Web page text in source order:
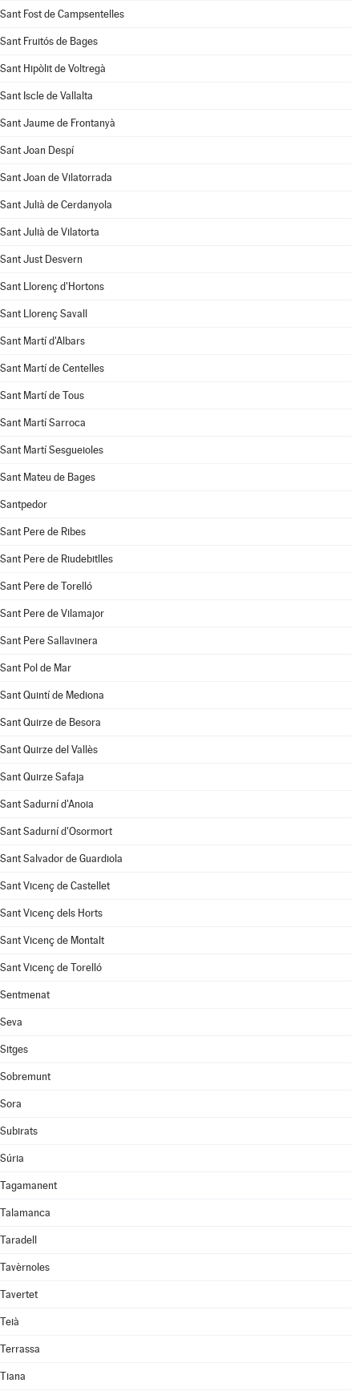
Sant Fost de Campsentelles
Sant Fruitós de Bages
Sant Hipòlit de Voltregà
Sant Iscle de Vallalta
Sant Jaume de Frontanyà
Sant Joan Despí
Sant Joan de Vilatorrada
Sant Julià de Cerdanyola
Sant Julià de Vilatorta
Sant Just Desvern
Sant Llorenç d'Hortons
Sant Llorenç Savall
Sant Martí d'Albars
Sant Martí de Centelles
Sant Martí de Tous
Sant Martí Sarroca
Sant Martí Sesgueioles
Sant Mateu de Bages
Santpedor
Sant Pere de Ribes
Sant Pere de Riudebitlles
Sant Pere de Torelló
Sant Pere de Vilamajor
Sant Pere Sallavinera
Sant Pol de Mar
Sant Quintí de Mediona
Sant Quirze de Besora
Sant Quirze del Vallès
Sant Quirze Safaja
Sant Sadurní d'Anoia
Sant Sadurní d'Osormort
Sant Salvador de Guardiola
Sant Vicenç de Castellet
Sant Vicenç dels Horts
Sant Vicenç de Montalt
Sant Vicenç de Torelló
Sentmenat
Seva
Sitges
Sobremunt
Sora
Subirats
Súria
Tagamanent
Talamanca
Taradell
Tavèrnoles
Tavertet
Teià
Terrassa
Tiana